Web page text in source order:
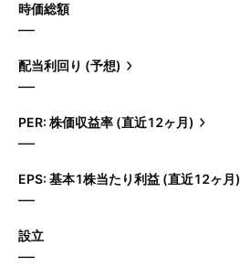
時価総額
—
配当利回り (予想)
—
PER: 株価収益率 (直近12ヶ月)
—
EPS: 基本1株当たり利益 (直近12ヶ月)
—
設立
—